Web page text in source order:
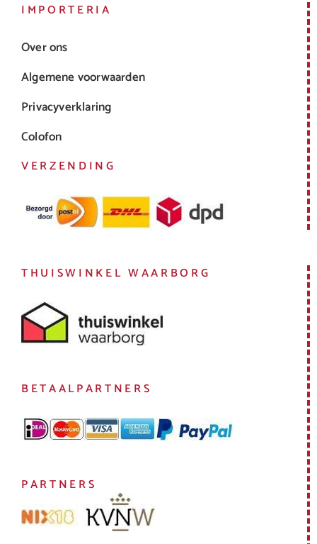
IMPORTERIA
Over ons
Algemene voorwaarden
Privacyverklaring
Colofon
VERZENDING
THUISWINKEL WAARBORG
BETAALPARTNERS
PARTNERS